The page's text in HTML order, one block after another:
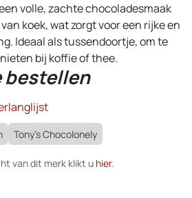
volle, zachte chocoladesmaak
koek, wat zorgt voor een rijke en
Ideaal als tussendoortje, om te
bij koffie of thee.
bestellen
Tony's Chocolonely
van dit merk klikt u hier.